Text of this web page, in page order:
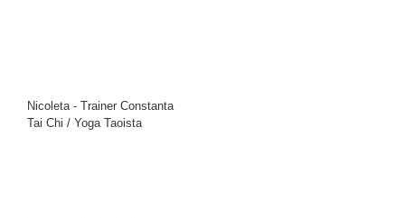
Nicoleta - Trainer Constanta
Tai Chi / Yoga Taoista